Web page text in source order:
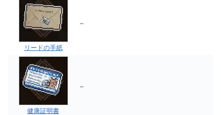
リードの手紙
–
健康証明書
–